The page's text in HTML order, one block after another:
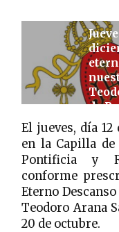
Formularios
de
El jueves, día
en la Capilla de
Pontificia y
conforme
Eterno
Teodoro Arana
20 de octubre.